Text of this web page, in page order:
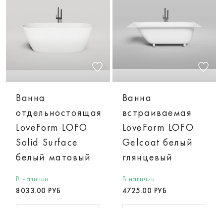
Ванна
отдельностоящая
LoveForm LOFO
Solid Surface
белый матовый
В наличии
8033.00 РУБ
Ванна
встраиваемая
LoveForm LOFO
Gelcoat белый
глянцевый
В наличии
4725.00 РУБ